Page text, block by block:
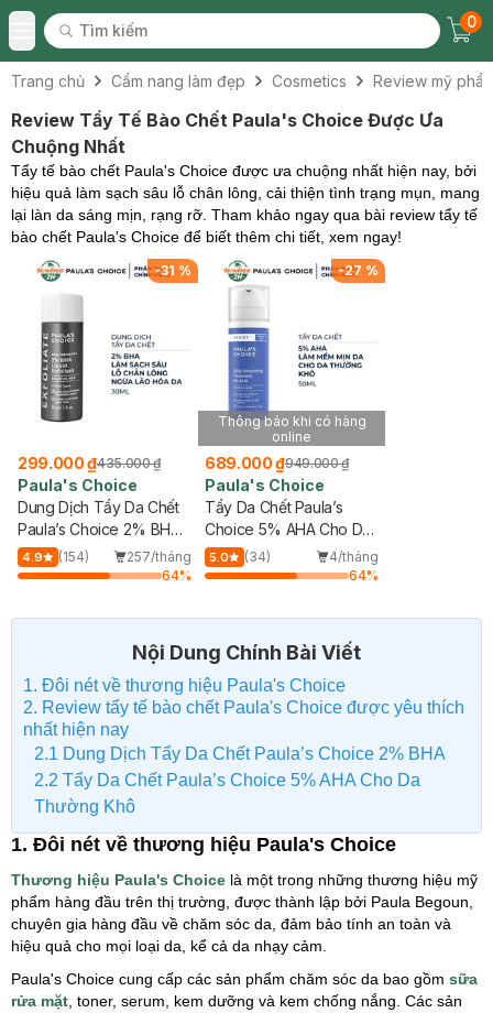
Toggle Menu
Tìm kiếm
Tìm kiếm
0
Trang chủ Cẩm nang làm đẹp Cosmetics Review mỹ
Review Tẩy Tế Bào Chết Paula's Choice Được Ưa
Chuộng Nhất
Tẩy tế bào chết Paula's Choice được ưa chuộng nhất hiện nay, bởi
hiệu quả làm sạch sâu lỗ chân lông, cải thiện tình trạng mụn, mang
lại làn da sáng mịn, rạng rỡ. Tham khảo ngay qua bài review tẩy tế
bào chết Paula's Choice để biết thêm chi tiết, xem ngay!
-31 %
299.000 ₫435.000 ₫
Paula's Choice
Dung Dịch Tẩy Da Chết
Paula’s Choice 2% BHA
30ml
4.9 (154)
257/tháng
64%
-27 %
Thông báo khi có hàng
online
689.000 ₫949.000 ₫
Paula's Choice
Tẩy Da Chết Paula’s
Choice 5% AHA Cho Da
Thường Khô 50ml
5.0 (34)
4/tháng
64%
Nội Dung Chính Bài Viết
1. Đôi nét về thương hiệu Paula's Choice
2. Review tẩy tế bào chết Paula's Choice được yêu thích
nhất hiện nay
2.1 Dung Dịch Tẩy Da Chết Paula’s Choice 2% BHA
2.2 Tẩy Da Chết Paula’s Choice 5% AHA Cho Da
Thường Khô
1. Đôi nét về thương hiệu Paula's Choice
Thương hiệu Paula's Choice là một trong những thương hiệu mỹ
phẩm hàng đầu trên thị trường, được thành lập bởi Paula Begoun,
chuyên gia hàng đầu về chăm sóc da, đảm bảo tính an toàn và
hiệu quả cho mọi loại da, kể cả da nhạy cảm.
Paula's Choice cung cấp các sản phẩm chăm sóc da bao gồm sữa
rửa mặt , toner, serum, kem dưỡng và kem chống nắng. Các sản